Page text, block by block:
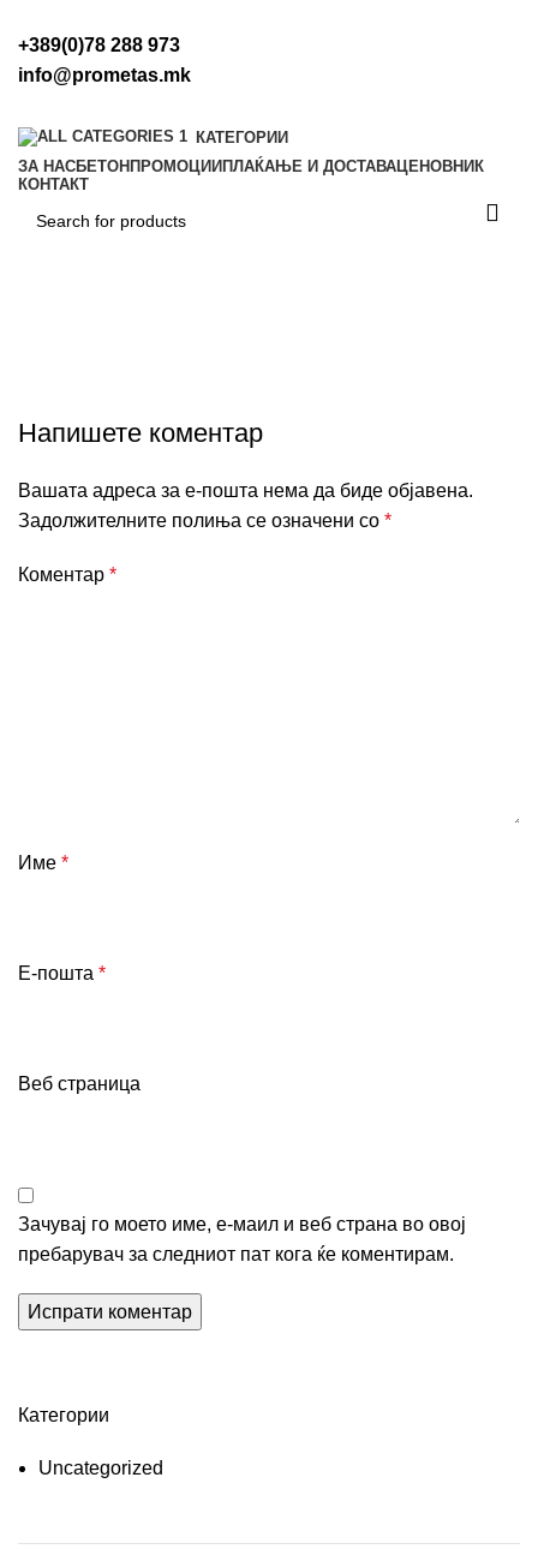
+389(0)78 288 973
info@prometas.mk
КАТЕГОРИИ
ЗА НАСБЕТОН ПРОМОЦИИ ПЛАЌАЊЕ И ДОСТАВАЦЕНОВНИК
КОНТАКТ
Напишете коментар
Вашата адреса за е-пошта нема да биде објавена.
Задолжителните полиња се означени со *
Коментар *
Име *
Е-пошта *
Веб страница
Зачувај го моето име, е-маил и веб страна во овој
пребарувач за следниот пат кога ќе коментирам.
Категории
Uncategorized